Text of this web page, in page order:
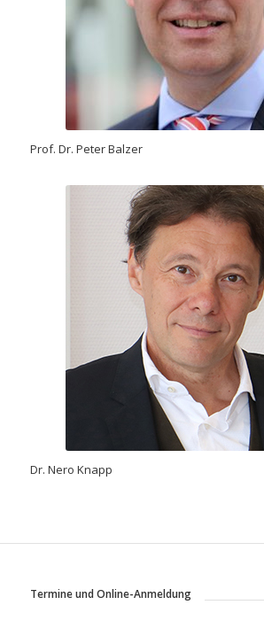
Prof. Dr. Peter Balzer
Dr. Nero Knapp
Termine und Online-Anmeldung